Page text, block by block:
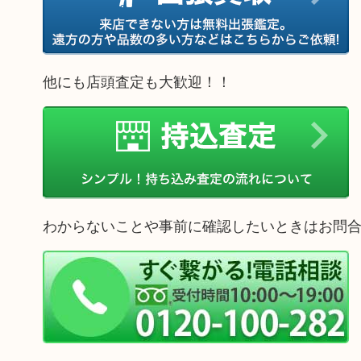
他にも店頭査定も大歓迎！！
わからないことや事前に確認したいときはお問